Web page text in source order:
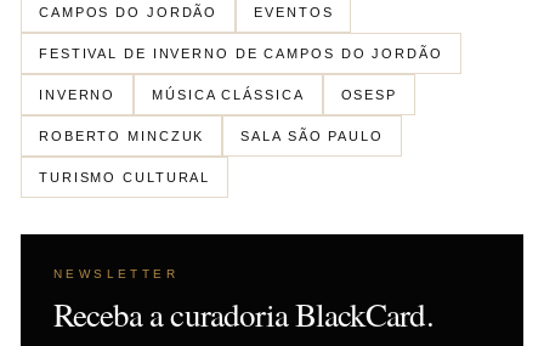
CAMPOS DO JORDÃO EVENTOS
FESTIVAL DE INVERNO DE CAMPOS DO JORDÃO
INVERNO MÚSICA CLÁSSICA OSESP
ROBERTO MINCZUK SALA SÃO PAULO
TURISMO CULTURAL
NEWSLETTER
Receba a curadoria BlackCard.